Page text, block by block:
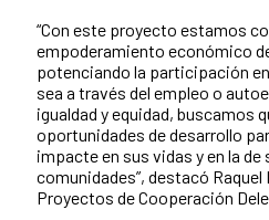
“Con este proyecto estamos
empoderamiento económico
potenciando la participación
sea a través del empleo o
igualdad y equidad, buscamos
oportunidades de desarrollo
impacte en sus vidas y en la
comunidades”, destacó
Proyectos de Cooperación